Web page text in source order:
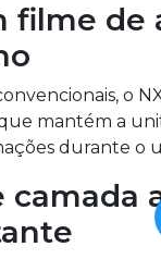
filme de
o
mantém a
durante o
camada